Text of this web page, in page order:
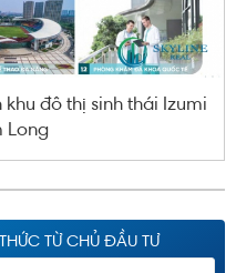
khu đô thị sinh thái Izumi
Long
TỪ CHỦ ĐẦU TƯ